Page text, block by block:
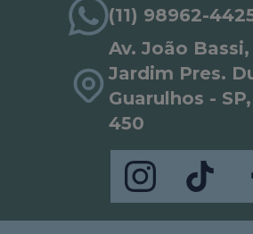
(11) 98962-
Av. João
Jardim Pres.
Guarulhos -
450